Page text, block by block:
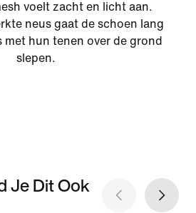
voelt zacht en licht aan.
neus gaat de schoen lang
met hun tenen over de grond
slepen.
Je Dit Ook